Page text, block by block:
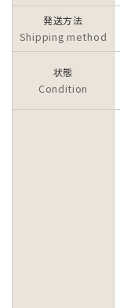
発送方法
Shipping method
状態
Condition